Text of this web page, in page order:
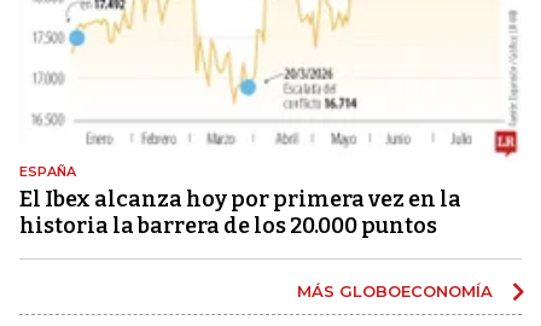
ESPAÑA
El Ibex alcanza hoy por primera vez en la
historia la barrera de los 20.000 puntos
MÁS GLOBOECONOMÍA